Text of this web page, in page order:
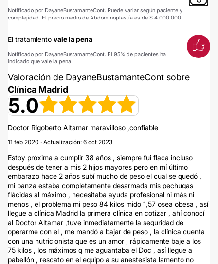
Notificado por DayaneBustamanteCont. Puede variar según paciente y
complejidad. El precio medio de Abdominoplastía es de $ 4.000.000.
El tratamiento vale la pena
Notificado por DayaneBustamanteCont. El 95% de pacientes ha
indicado que vale la pena.
Valoración de DayaneBustamanteCont sobre
Clínica Madrid
5.0
Doctor Rigoberto Altamar maravilloso ,confiable
11 feb 2020 · Actualización: 6 oct 2023
Estoy próxima a cumplir 38 años , siempre fui flaca incluso
después de tener a mis 2 hijos mayores pero en mí último
embarazo hace 2 años subí mucho de peso el cual se quedó ,
mi panza estaba completamente desarmada mis pechugas
flácidas al máximo , necesitaba ayuda profesional ni más ni
menos , el problema mi peso 84 kilos mido 1,57 osea obesa , así
llegue a clínica Madrid la primera clínica en cotizar , ahí conocí
al Doctor Altamar ,tuve inmediatamente la seguridad de
operarme con el , me mandó a bajar de peso , la clínica cuenta
con una nutricionista que es un amor , rápidamente baje a los
75 kilos , los máximos q me aguantaba el Doc , así llegue a
pabellón , rescato en el equipo a su anestesista lamento no